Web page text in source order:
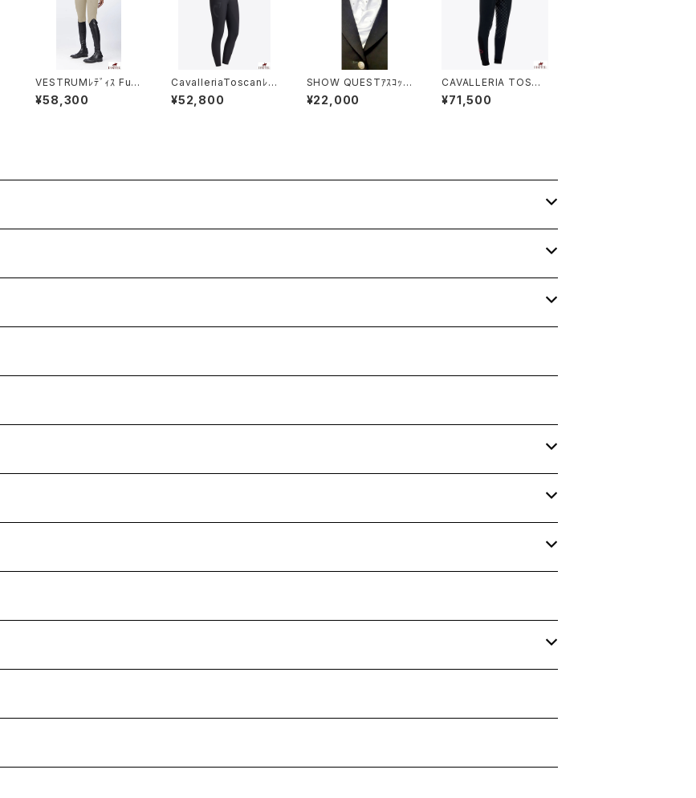
VESTRUMﾚﾃﾞｨｽ Full
Gripレギンス W102F6
5082
¥58,300
CavalleriaToscanﾚ
ﾃﾞｨｽフルグリップレギン
ス PAD230 JE195
¥52,800
SHOW QUESTｱｽｺｯﾄ
ﾀｲ Tied Stock Cont
essa Supreme
¥22,000
CAVALLERIA TOSCA
NAﾒﾝｽﾞ膝グリップブリ
ーチ PAUN22JE010
¥71,500